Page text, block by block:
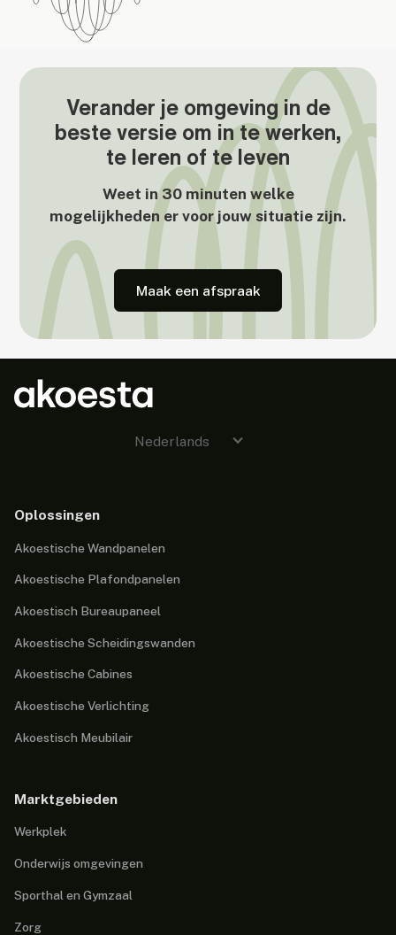
Verander je omgeving in de
beste versie om in te werken,
te leren of te leven
Weet in 30 minuten welke
mogelijkheden er voor jouw situatie zijn.
Maak een afspraak
Nederlands
Oplossingen
Akoestische Wandpanelen
Akoestische Plafondpanelen
Akoestisch Bureaupaneel
Akoestische Scheidingswanden
Akoestische Cabines
Akoestische Verlichting
Akoestisch Meubilair
Marktgebieden
Werkplek
Onderwijs omgevingen
Sporthal en Gymzaal
Zorg